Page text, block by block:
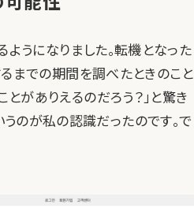
うになりました。転機となった
までの期間を調べたときのこと
がありえるのだろう？」と驚き
のが私の認識だったのです。で